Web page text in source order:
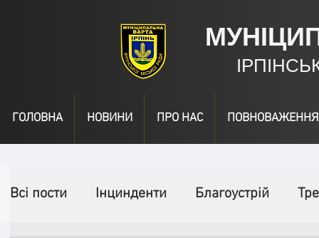
ГОЛОВНА НОВИНИ ПРО НАС ПОВНОВАЖЕННЯ
Всі пости Інцинденти Благоустрій